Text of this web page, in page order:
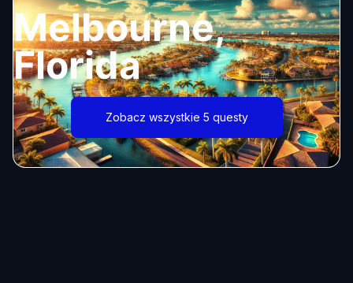
Melbourne,
Florida
Zobacz wszystkie 5 questy